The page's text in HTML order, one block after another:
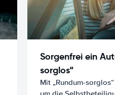
Sorgenfrei ein
sorglos“
Mit „Rundum-